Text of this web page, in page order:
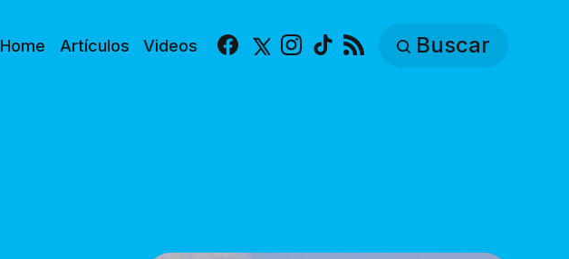
Home Artículos Videos Facebook
X Instagram
TikTok Buscar